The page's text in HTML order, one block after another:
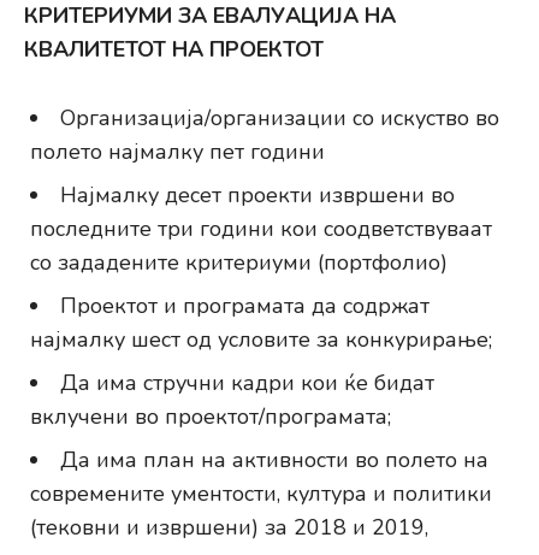
КРИТЕРИУМИ ЗА ЕВАЛУАЦИЈА НА
КВАЛИТЕТОТ НА ПРОЕКТОТ
Организација/организации со искуство во
полето најмалку пет години
Најмалку десет проекти извршени во
последните три години кои соодветствуваат
со зададените критериуми (портфолио)
Проектот и програмата да содржат
најмалку шест од условите за конкурирање;
Да има стручни кадри кои ќе бидат
вклучени во проектот/програмата;
Да има план на активности во полето на
современите ументости, култура и политики
(тековни и извршени) за 2018 и 2019,